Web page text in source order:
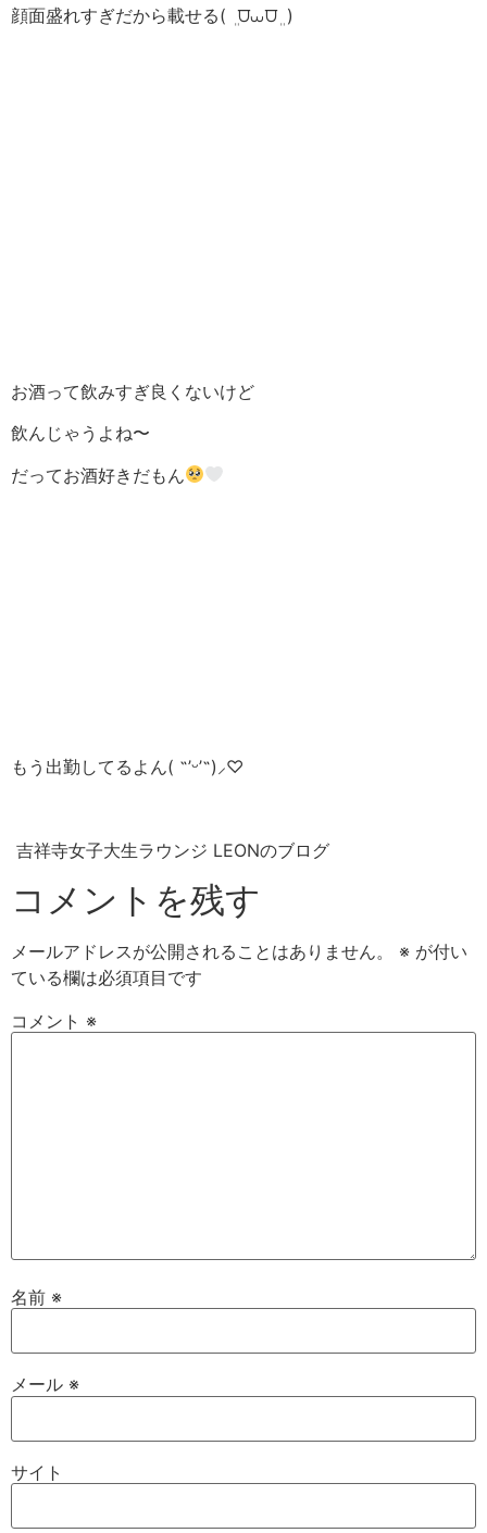
顔面盛れすぎだから載せる( ܸ ⩌⩊⩌ ܸ )
お酒って飲みすぎ良くないけど
飲んじゃうよね〜
だってお酒好きだもん
もう出勤してるよん( ˶’ᵕ’˶)⸝‪‪‎♡
吉祥寺女子大生ラウンジ LEONのブログ
コメントを残す
メールアドレスが公開されることはありません。 ※ が付い
ている欄は必須項目です
コメント ※
名前 ※
メール ※
サイト